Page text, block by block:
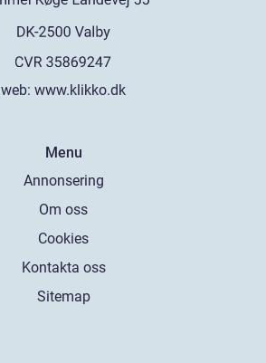
web: www.klikko.dk
Menu
Annonsering
Om oss
Cookies
Kontakta oss
Sitemap